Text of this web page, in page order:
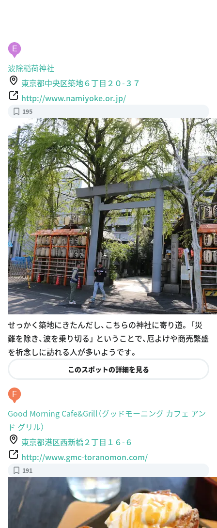
E
波除稲荷神社
東京都中央区築地６丁目２０-３７
http://www.namiyoke.or.jp/
195
せっかく築地にきたんだし、こちらの神社に寄り道。 「災
難を除き、波を乗り切る」 ということで、厄よけや商売繁盛
を祈念しに訪れる人が多いようです。
このスポットの詳細を見る
F
Good Morning Cafe&Grill（グッドモーニング カフェ アン
ド グリル）
東京都港区西新橋２丁目１６-６
http://www.gmc-toranomon.com/
191